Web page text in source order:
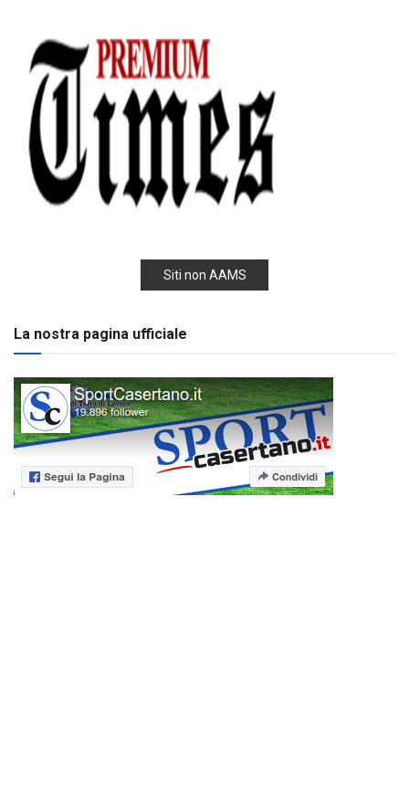
Siti non AAMS
La nostra pagina ufficiale